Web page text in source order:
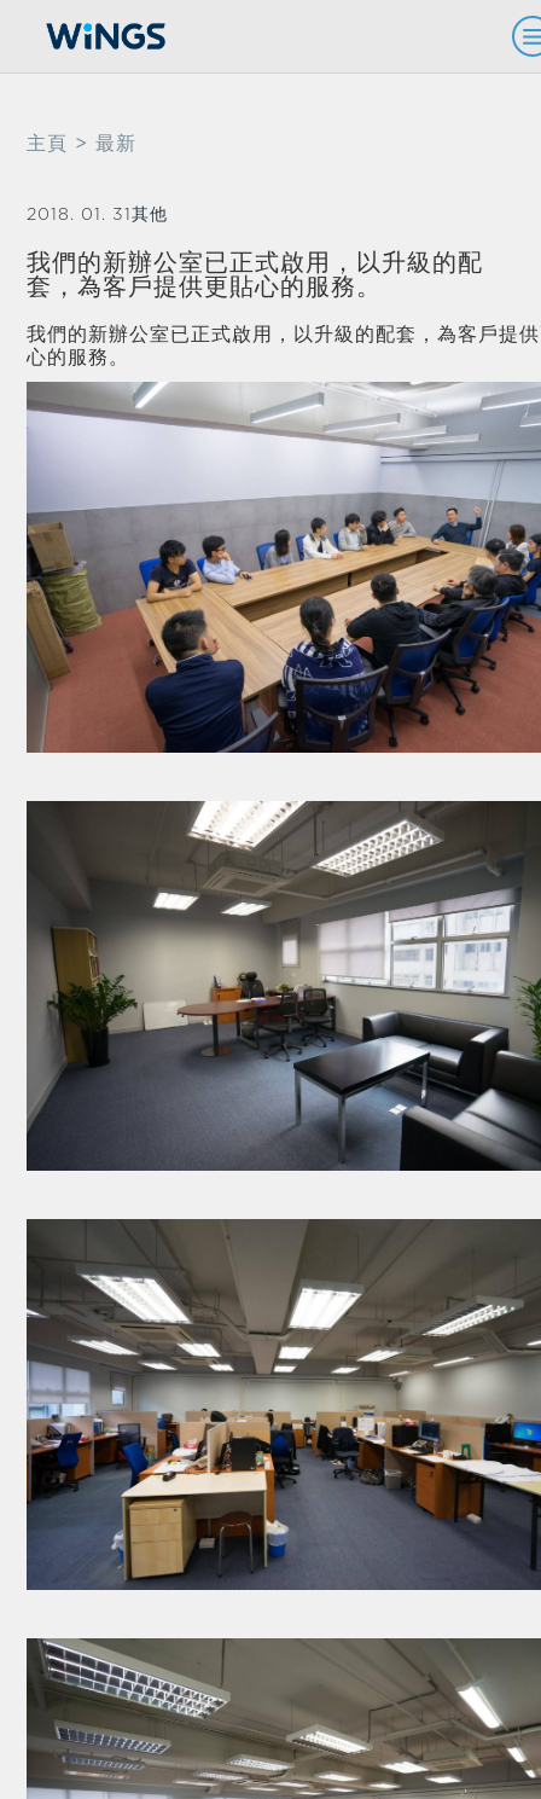
主頁 > 最新
2018. 01. 31其他
我們的新辦公室已正式啟用，以升級的配
套，為客戶提供更貼心的服務。
我們的新辦公室已正式啟用，以升級的配套，為客戶提
心的服務。